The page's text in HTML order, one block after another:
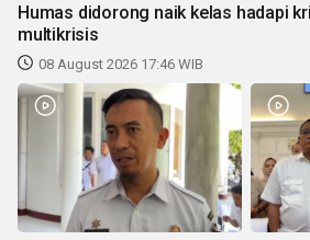
Humas didorong naik kelas hadapi
multikrisis
08 August 2026 17:46 WIB